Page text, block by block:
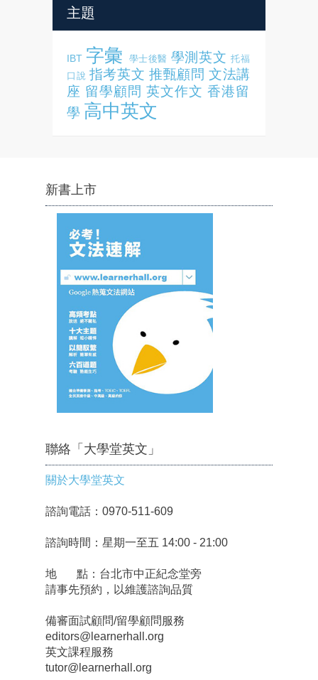
主題
IBT 字彙 學士後醫 學測英文 托福
口說 指考英文 推甄顧問 文法講
座 留學顧問 英文作文 香港留
學 高中英文
新書上市
聯絡「大學堂英文」
關於大學堂英文
諮詢電話：0970-511-609
諮詢時間：星期一至五 14:00 - 21:00
地 點：台北市中正紀念堂旁
請事先預約，以維護諮詢品質
備審面試顧問/留學顧問服務
editors@learnerhall.org
英文課程服務
tutor@learnerhall.org